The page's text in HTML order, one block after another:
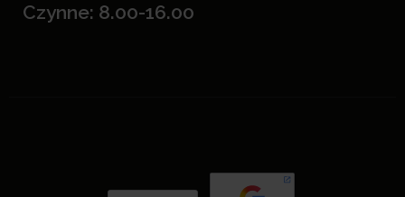
Czynne: 8.00-16.00